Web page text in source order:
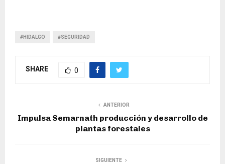
#HIDALGO #SEGURIDAD
SHARE 0
ANTERIOR
Impulsa Semarnath producción y desarrollo de
plantas forestales
SIGUIENTE